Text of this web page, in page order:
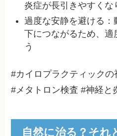
炎症が長引きやすくな
過度な安静を避ける
下につながるため、適
う
#カイロプラクティックの
#メタトロン検査 #神経と
自然に治る？それ